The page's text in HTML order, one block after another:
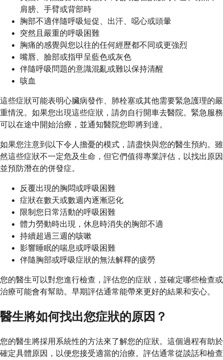
肩膀、手臂或背部時
胸部不適伴隨呼吸短促、出汗、噁心或頭暈
突然且嚴重的呼吸困難
胸痛的感覺與您以往的任何經歷都不同或更強烈
嘴唇、臉部或指甲呈藍色或灰色
伴隨呼吸問題的意識混亂或難以保持清醒
咳血
這些症狀可能表明心臟病發作、肺栓塞或其他需要緊急護理的嚴
重情況。如果您出現這些症狀，請勿自行開車去醫院。緊急服務
可以在途中開始治療，並通知醫院您即將到達。
如果您注意到以下令人擔憂的模式，請盡快與您的醫生預約。雖
然這些症狀不一定危及生命，但它們值得專業評估，以找出原因
並預防潛在的併發症。
反覆出現的胸悶或呼吸困難
症狀在數天或數週內逐漸惡化
限制您日常活動的呼吸困難
體力勞動時出現，休息時消失的胸部不適
持續超過三週的咳嗽
影響睡眠的喘息或呼吸困難
伴隨胸部或呼吸症狀的無法解釋的疲勞
您的醫生可以對您進行檢查，評估您的症狀，並確定哪些檢查或
治療可能會有幫助。早期評估通常能帶來更好的結果和安心。
醫生將如何找出您症狀的原因？
您的醫生將採用系統性的方法來了解您的症狀。這個過程有助於
確定具體原因，以便您接受適當的治療。評估通常從談話和檢查